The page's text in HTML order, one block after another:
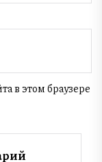
в этом браузере